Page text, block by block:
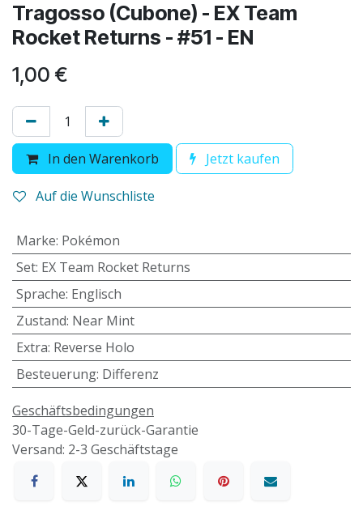
Tragosso (Cubone) - EX Team
Rocket Returns - #51 - EN
1,00 €
In den Warenkorb Jetzt kaufen
Auf die Wunschliste
Marke: Pokémon
Set: EX Team Rocket Returns
Sprache: Englisch
Zustand: Near Mint
Extra: Reverse Holo
Besteuerung: Differenz
Geschäftsbedingungen
30-Tage-Geld-zurück-Garantie
Versand: 2-3 Geschäftstage